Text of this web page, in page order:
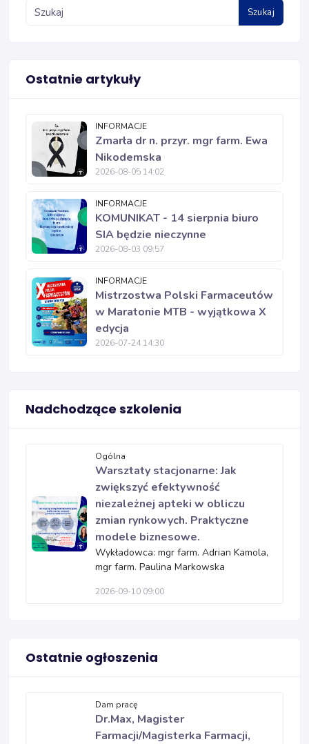
Szukaj
Ostatnie artykuły
INFORMACJE
Zmarła dr n. przyr. mgr farm. Ewa
Nikodemska
2026-08-05 14:02
INFORMACJE
KOMUNIKAT - 14 sierpnia biuro
SIA będzie nieczynne
2026-08-03 09:57
INFORMACJE
Mistrzostwa Polski Farmaceutów
w Maratonie MTB - wyjątkowa X
edycja
2026-07-24 14:30
Nadchodzące szkolenia
Ogólna
Warsztaty stacjonarne: Jak
zwiększyć efektywność
niezależnej apteki w obliczu
zmian rynkowych. Praktyczne
modele biznesowe.
Wykładowca: mgr farm. Adrian Kamola,
mgr farm. Paulina Markowska
2026-09-10 09:00
Ostatnie ogłoszenia
Dam pracę
Dr.Max, Magister
Farmacji/Magisterka Farmacji,